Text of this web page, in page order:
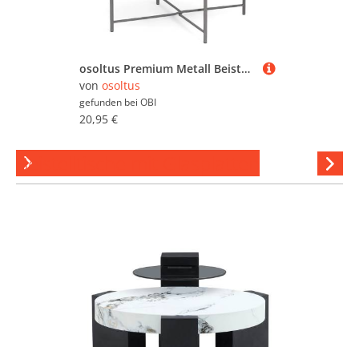
osoltus Premium Metall Beistelltisch Warm Grey Rund 47 cm
von osoltus
gefunden bei OBI
20,95 €
Beistelltische mit Glasplatten